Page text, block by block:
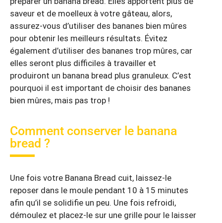
saveur et de moelleux à votre gâteau, alors,
assurez-vous d’utiliser des bananes bien mûres
pour obtenir les meilleurs résultats. Évitez
également d’utiliser des bananes trop mûres, car
elles seront plus difficiles à travailler et
produiront un banana bread plus granuleux. C’est
pourquoi il est important de choisir des bananes
bien mûres, mais pas trop !
Comment conserver le banana
bread ?
Une fois votre Banana Bread cuit, laissez-le
reposer dans le moule pendant 10 à 15 minutes
afin qu’il se solidifie un peu. Une fois refroidi,
démoulez et placez-le sur une grille pour le laisser